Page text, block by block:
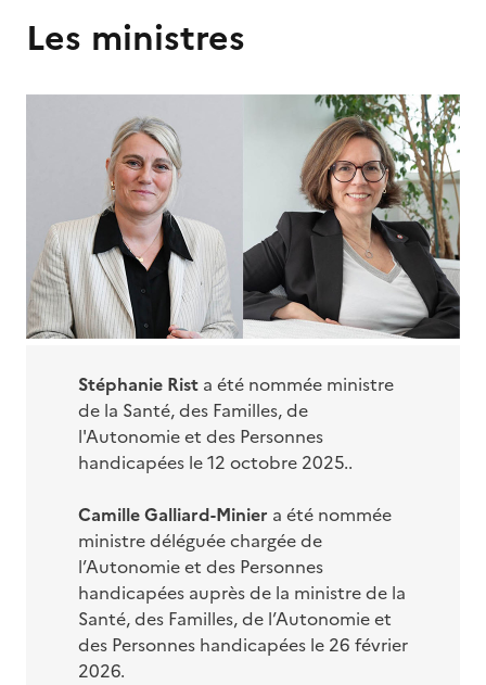
Les ministres
Stéphanie Rist a été nommée ministre
de la Santé, des Familles, de
l'Autonomie et des Personnes
handicapées le 12 octobre 2025..
Camille Galliard-Minier a été nommée
ministre déléguée chargée de
l’Autonomie et des Personnes
handicapées auprès de la ministre de la
Santé, des Familles, de l’Autonomie et
des Personnes handicapées le 26 février
2026.